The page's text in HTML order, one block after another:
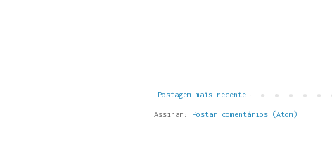
Postagem mais recente
Assinar: Postar comentários (Atom)